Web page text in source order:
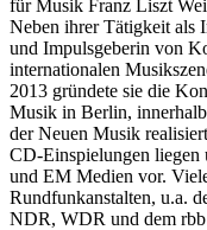
für Musik Franz Liszt
Neben ihrer Tätigkeit als
und Impulsgeberin von
internationalen
2013 gründete sie die
Musik in Berlin,
der Neuen Musik
CD-Einspielungen liegen
und EM Medien vor.
Rundfunkanstalten, u.a.
NDR, WDR und dem